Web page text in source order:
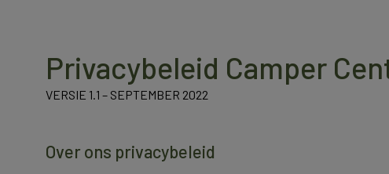
Privacybeleid Camper
VERSIE 1.1 – SEPTEMBER 2022
Over ons privacybeleid